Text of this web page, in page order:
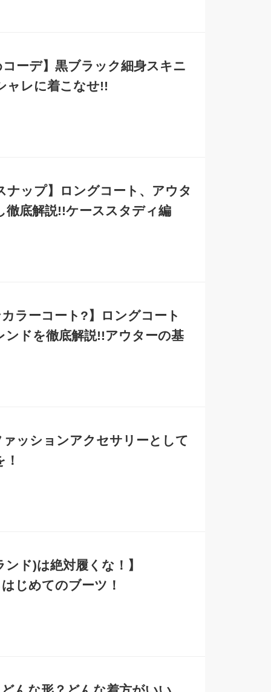
ーデ】黒ブラック細身スキニ
ャレに着こなせ!!
ップ】ロングコート、アウタ
底解説!!ケーススタディ編
ラーコート?】ロングコート
ドを徹底解説!!アウターの基
ッションアクセサリーとして
ド)は絶対履くな！】
じめてのブーツ！